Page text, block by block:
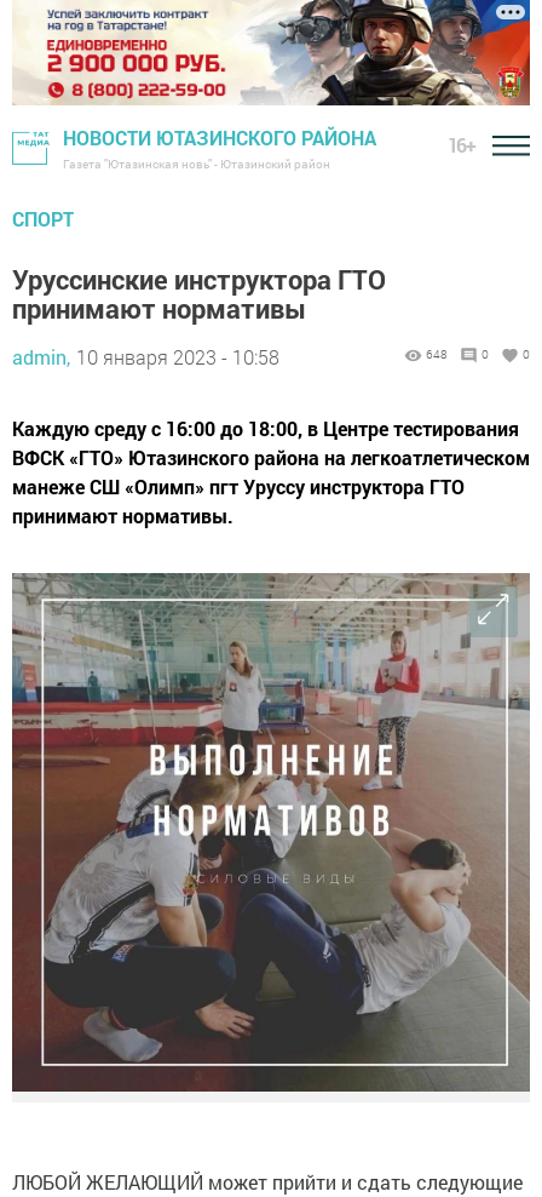
НОВОСТИ ЮТАЗИНСКОГО РАЙОНА
Газета "Ютазинская новь" - Ютазинский район
16+
СПОРТ
Уруссинские инструктора ГТО
принимают нормативы
admin, 10 января 2023 - 10:58 648 0 0
Каждую среду с 16:00 до 18:00, в Центре тестирования
ВФСК «ГТО» Ютазинского района на легкоатлетическом
манеже СШ «Олимп» пгт Уруссу инструктора ГТО
принимают нормативы.
ЛЮБОЙ ЖЕЛАЮЩИЙ может прийти и сдать следующие